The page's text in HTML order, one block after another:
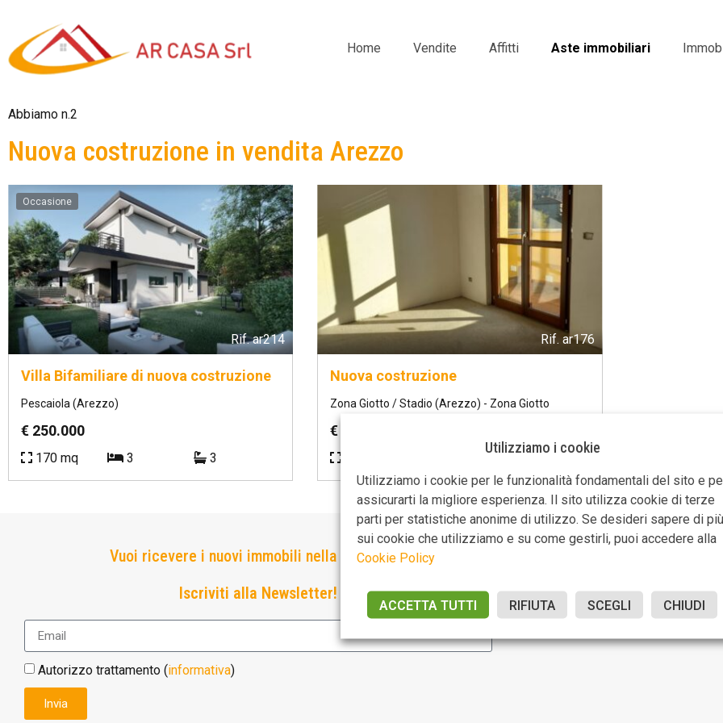
Home Vendite Affitti Aste immobiliari
Abbiamo n.2
Nuova costruzione in vendita Arezzo
Occasione
Rif.ar214
Villa Bifamiliare di nuova costruzione
Pescaiola (Arezzo)
€ 250.000
170 mq 3 3
Rif. ar176
Nuova costruzione
Zona Giotto / Stadio (Arezzo) - Zona Giotto
€ 250.000
2
Vuoi ricevere i nuovi immobili nella tua email?
Iscriviti alla Newsletter!
Autorizzo trattamento (informativa)
Invia
Utilizziamo i cookie
Utilizziamo i cookie per le funzionalità fondamentali del sito e
assicurarti la migliore esperienza. Il sito utilizza cookie di terze
parti per statistiche anonime di utilizzo. Se desideri sapere di più
sui cookie che utilizziamo e su come gestirli, puoi accedere alla
Cookie Policy
ACCETTA TUTTI RIFIUTA SCEGLI CHIUDI